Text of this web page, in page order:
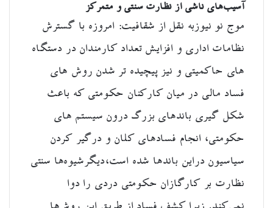
آسیب‌های ناشی از نظارت سنتی و متمرکز
موج نو نیوزبه نقل از شقافیت: امروزه با گسترش
نظامات اداری و افزایش تعداد کارمندان در دستگاه
های حاکمیتی و نیز پیچیده تر شدن روش های
فساد مالی در میان کارکنان حکومتی که باعث
شکل گیری باندهای بزرگ درون سیستم های
حکومتی، انجام فسادهای کلان و درگیر کردن
سیاسیون دراین باندها شده است،دیگرشیوه‌ها سنتی
نظارت بر کارگازان حکومتی دردی را دوا